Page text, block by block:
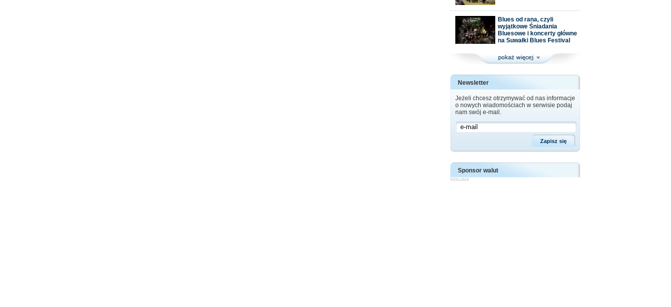
Blues od rana, czyli
wyjątkowe Śniadania
Bluesowe i koncerty główne
na Suwałki Blues Festival
Newsletter
Jeżeli chcesz otrzymywać od nas informacje
o nowych wiadomościach w serwisie podaj
nam swój e-mail.
Sponsor walut